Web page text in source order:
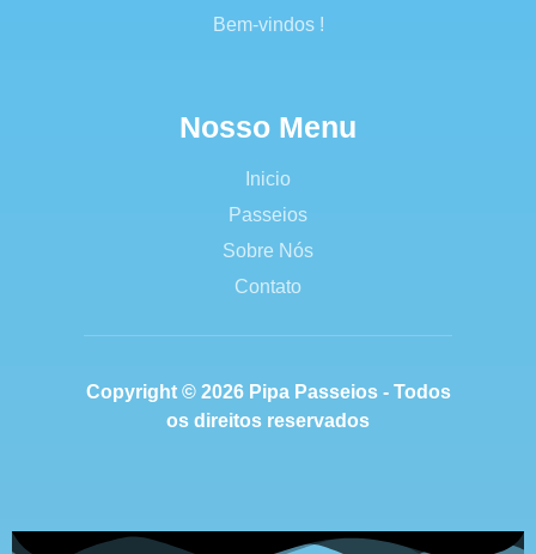
Bem-vindos !
Nosso Menu
Inicio
Passeios
Sobre Nós
Contato
Copyright © 2026 Pipa Passeios - Todos
os direitos reservados